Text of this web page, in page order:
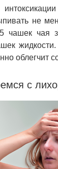
не
чашек чая
облегчит
с